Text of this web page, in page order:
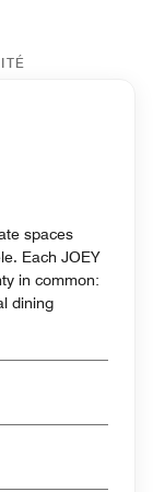
spaces
Each JOEY
in common:
dining